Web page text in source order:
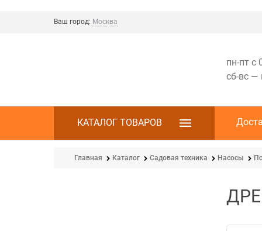
Ваш город: Москва
пн-пт с
сб-вс —
КАТАЛОГ ТОВАРОВ
Главная Каталог Садовая техника Насосы